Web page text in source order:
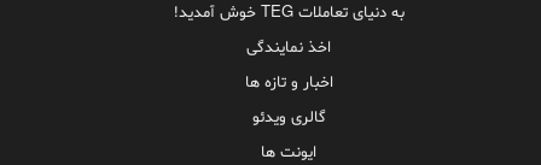
به دنیای تعاملات TEG خوش آمدید!
اخذ نمایندگی
اخبار و تازه ها
گالری ویدئو
ایونت ها